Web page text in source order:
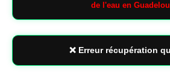
de l'eau en
❌ Erreur récupération